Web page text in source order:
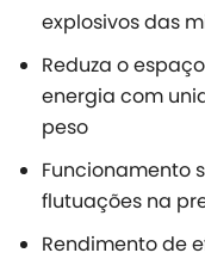
explosivos das
Reduza o
energia com
peso
Funcionamento
flutuações na
Rendimento de